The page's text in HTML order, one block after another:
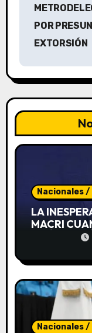
c
i
ó
n
e
t
r
POR
EXTORSIÓN
Nacionales
LA
MACRI
QUÉ
LAS
Nacionales